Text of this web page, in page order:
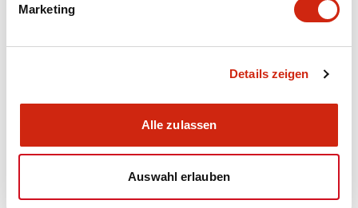
Marketing
Details zeigen
Alle zulassen
Auswahl erlauben